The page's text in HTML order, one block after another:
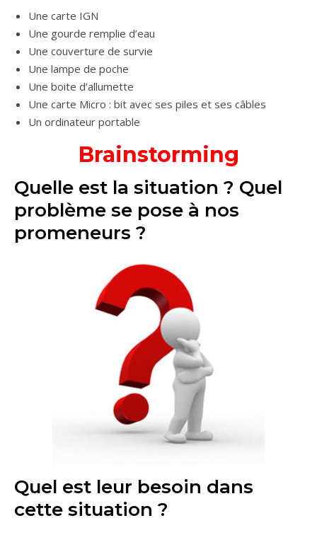
Une carte IGN
Une gourde remplie d’eau
Une couverture de survie
Une lampe de poche
Une boite d’allumette
Une carte Micro : bit avec ses piles et ses câbles
Un ordinateur portable
Brainstorming
Quelle est la situation ? Quel
problème se pose à nos
promeneurs ?
Quel est leur besoin dans
cette situation ?